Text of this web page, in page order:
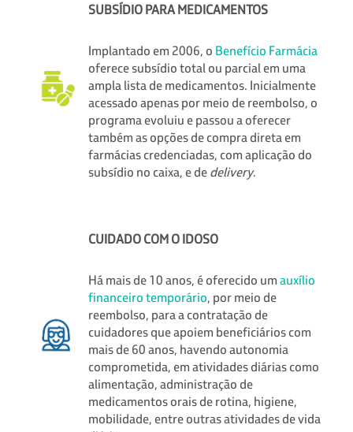
SUBSÍDIO PARA MEDICAMENTOS
Implantado em 2006, o Benefício Farmácia
oferece subsídio total ou parcial em uma
ampla lista de medicamentos. Inicialmente
acessado apenas por meio de reembolso, o
programa evoluiu e passou a oferecer
também as opções de compra direta em
farmácias credenciadas, com aplicação do
subsídio no caixa, e dedelivery.
CUIDADO COM O IDOSO
Há mais de 10 anos, é oferecido umauxílio
financeiro temporário, por meio de
reembolso, para a contratação de
cuidadores que apoiem beneficiários com
mais de 60 anos, havendo autonomia
comprometida, em atividades diárias como
alimentação, administração de
medicamentos orais de rotina, higiene,
mobilidade, entre outras atividades de vida